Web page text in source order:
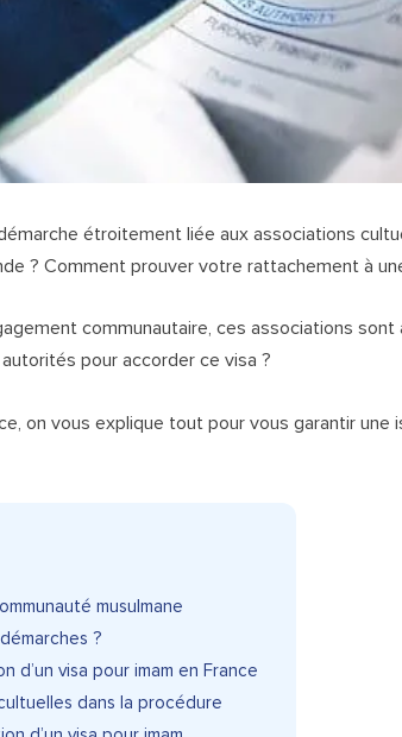
étroitement liée aux associations
? Comment prouver votre rattachement à
communautaire, ces associations
pour accorder ce visa ?
on vous explique tout pour vous garantir une
musulmane
?
d’un visa pour imam en France
dans la procédure